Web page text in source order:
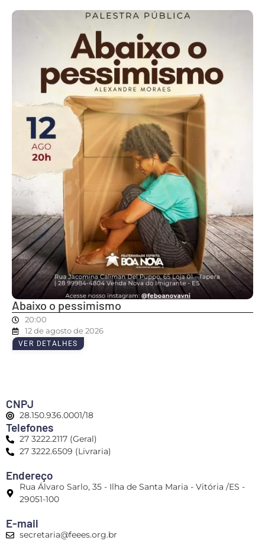
Abaixo o pessimismo
20:00
12 de agosto de 2026
VER DETALHES
CNPJ
28.150.936.0001/18
Telefones
27 3222.2117 (Geral)
27 3222.6509 (Livraria)
Endereço
Rua Álvaro Sarlo, 35 - Ilha de Santa Maria - Vitória /ES -
29051-100
E-mail
secretaria@feees.org.br